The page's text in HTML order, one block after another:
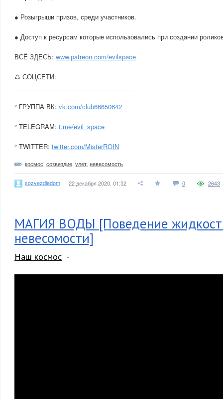
● Розыгрыши призов, среди участников.
● Доступ к ресурсам которые использовались при создании
ВСЁ ЗДЕСЬ: www.patreon.com/evilspace
♺ СОЦСЕТИ:
° ГРУППА ВК: vk.com/club66650642
° TELEGRAM: t.me/evil_space
° TWITTER: twitter.com/MisterROIN
космос созвездие улет невесомость
sozvezdiedom 22 декабря 2020, 01:52 0 2643
МАГИЯ ВОДЫ [Поведение
невесомости]
Наш космос